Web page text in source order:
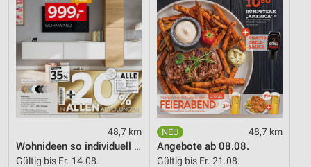
48,7 km
Wohnideen so individuell wie du!
Gültig bis Fr. 14.08.
48,7 km
Angebote ab 08.08.
Gültig bis Fr. 21.08.